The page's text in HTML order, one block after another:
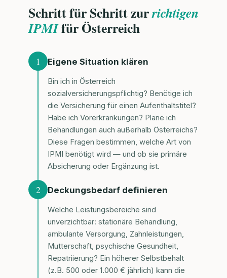
Schritt für Schritt zurrichtigen
IPMIfür Österreich
1 Eigene Situation klären
Bin ich in Österreich
sozialversicherungspflichtig? Benötige ich
die Versicherung für einen Aufenthaltstitel?
Habe ich Vorerkrankungen? Plane ich
Behandlungen auch außerhalb Österreichs?
Diese Fragen bestimmen, welche Art von
IPMI benötigt wird — und ob sie primäre
Absicherung oder Ergänzung ist.
2 Deckungsbedarf definieren
Welche Leistungsbereiche sind
unverzichtbar: stationäre Behandlung,
ambulante Versorgung, Zahnleistungen,
Mutterschaft, psychische Gesundheit,
Repatriierung? Ein höherer Selbstbehalt
(z.B. 500 oder 1.000 € jährlich) kann die